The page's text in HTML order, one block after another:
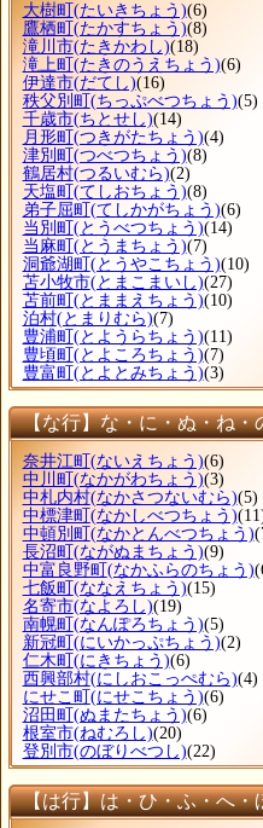
大樹町 (たいきちょう)(6)
鷹栖町 (たかすちょう)(8)
滝川市(たきかわし)(18)
滝上町 (たきのうえちょう)
伊達市(だてし)(16)
秩父別町 (ちっぷべつちょう)
千歳市(ちとせし)(14)
月形町 (つきがたちょう)(4)
津別町 (つべつちょう)(8)
鶴居村(つるいむら)(2)
天塩町 (てしおちょう)(8)
弟子屈町 (てしかがちょう)
当別町 (とうべつちょう)(14)
当麻町 (とうまちょう)(7)
洞爺湖町 (とうやこちょう)
苫小牧市(とまこまいし)(27)
苫前町 (とままえちょう)(10)
泊村(とまりむら)(7)
豊浦町 (とようらちょう)(11)
豊頃町 (とよころちょう)(7)
豊富町 (とよとみちょう)(3)
【な行】な・に・ぬ・ね・
奈井江町 (ないえちょう)(6)
中川町 (なかがわちょう)(3)
中札内村(なかさつないむら)
中標津町 (なかしべつちょう)
中頓別町 (なかとんべつちょう)
長沼町 (ながぬまちょう)(9)
中富良野町 (なかふらのちょう)
七飯町 (ななえちょう)(15)
名寄市(なよろし)(19)
南幌町 (なんぽろちょう)(5)
新冠町 (にいかっぷちょう)
仁木町 (にきちょう)(6)
西興部村(にしおこっぺむら)
にせこ町 (にせこちょう)(6)
沼田町 (ぬまたちょう)(6)
根室市(ねむろし)(20)
登別市(のぼりべつし)(22)
【は行】は・ひ・ふ・へ・